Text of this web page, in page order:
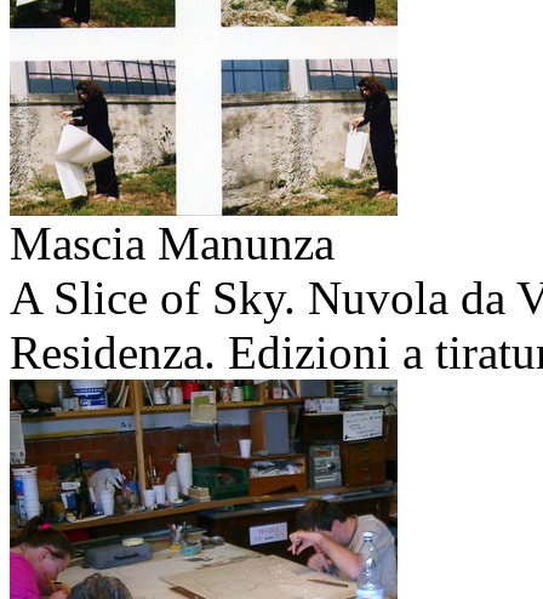
Mascia Manunza
A Slice of Sky. Nuvola da
Residenza. Edizioni a